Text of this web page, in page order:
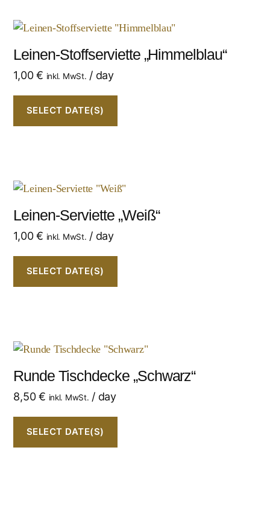
Leinen-Stoffserviette „Himmelblau“
1,00€ inkl. MwSt. / day
SELECT DATE(S)
Leinen-Serviette „Weiß“
1,00€ inkl. MwSt. / day
SELECT DATE(S)
Runde Tischdecke „Schwarz“
8,50€ inkl. MwSt. / day
SELECT DATE(S)